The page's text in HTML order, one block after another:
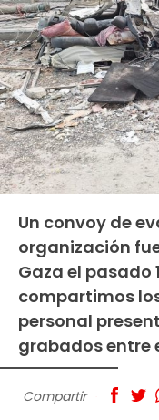
Un convoy de
organización
Gaza el pasado
compartimos
personal
grabados entre
Compartir